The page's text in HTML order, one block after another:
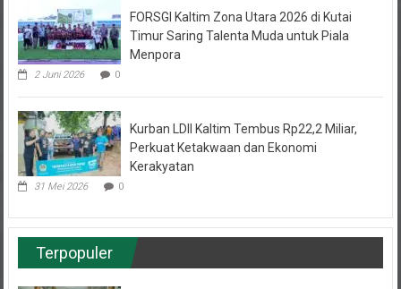
Timur Saring Talenta Muda untuk Piala
Menpora
2 Juni 2026 0
Perkuat Ketakwaan dan Ekonomi
Kerakyatan
31 Mei 2026 0
Terpopuler